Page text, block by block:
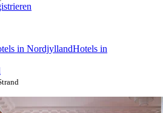
in NordjyllandHotels in